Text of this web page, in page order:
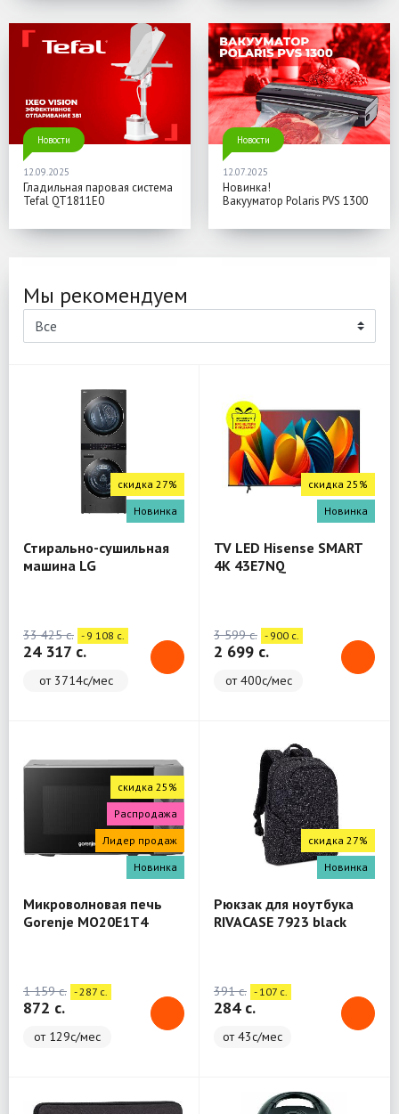
Новости
12.09.2025
Гладильная паровая система
Tefal QT1811E0
Новости
12.07.2025
Новинка!
Вакууматор Polaris PVS 1300
Мы рекомендуем
скидка 27%
Новинка
Стирально-сушильная
машина LG
33 425 c. - 9 108 c.
24 317 c.
от 3714с/мес
скидка 25%
Новинка
TV LED Hisense SMART
4K 43E7NQ
3 599 c. - 900 c.
2 699 c.
от 400с/мес
скидка 25%
Распродажа
Лидер продаж
Новинка
Микроволновая печь
Gorenje MO20E1T4
1 159 c. - 287 c.
872 c.
от 129с/мес
скидка 27%
Новинка
Рюкзак для ноутбука
RIVACASE 7923 black
391 c. - 107 c.
284 c.
от 43с/мес